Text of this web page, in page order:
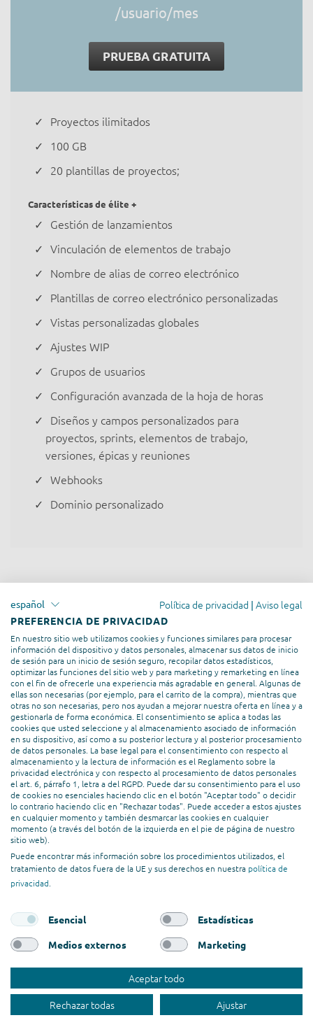
/usuario/mes
PRUEBA GRATUITA
Proyectos ilimitados
100 GB
20 plantillas de proyectos;
Características de élite +
Gestión de lanzamientos
Vinculación de elementos de trabajo
Nombre de alias de correo electrónico
Plantillas de correo electrónico personalizadas
Vistas personalizadas globales
Ajustes WIP
Grupos de usuarios
Configuración avanzada de la hoja de horas
Diseños y campos personalizados para
proyectos, sprints, elementos de trabajo,
versiones, épicas y reuniones
Webhooks
Dominio personalizado
Mas los impuestos locales (IVA, impuesto sobre bienes y
servicios, etc.)
¡COMIENCE A UTILIZAR ZOHO
AHORA MISMO!
Le mostramos todo lo que Zoho puede hacer por su
negocio. Pruebe cada aplicación de forma gratuita y sin
compromiso durante 30 días. Le damos soporte para los
productos de Zoho desde su instalación y configuración.
CONSULTA GRATUITA
español Política de privacidad | Aviso legal
PREFERENCIA DE PRIVACIDAD
En nuestro sitio web utilizamos cookies y funciones similares para procesar
información del dispositivo y datos personales, almacenar sus datos de inicio
de sesión para un inicio de sesión seguro, recopilar datos estadísticos,
optimizar las funciones del sitio web y para marketing y remarketing en línea
con el fin de ofrecerle una experiencia más agradable en general. Algunas de
ellas son necesarias (por ejemplo, para el carrito de la compra), mientras que
otras no son necesarias, pero nos ayudan a mejorar nuestra oferta en línea y a
gestionarla de forma económica. El consentimiento se aplica a todas las
cookies que usted seleccione y al almacenamiento asociado de información
en su dispositivo, así como a su posterior lectura y al posterior procesamiento
de datos personales. La base legal para el consentimiento con respecto al
almacenamiento y la lectura de información es el Reglamento sobre la
privacidad electrónica y con respecto al procesamiento de datos personales
el art. 6, párrafo 1, letra a del RGPD. Puede dar su consentimiento para el uso
de cookies no esenciales haciendo clic en el botón "Aceptar todo" o decidir
lo contrario haciendo clic en "Rechazar todas". Puede acceder a estos ajustes
en cualquier momento y también desmarcar las cookies en cualquier
momento (a través del botón de la izquierda en el pie de página de nuestro
sitio web).
Puede encontrar más información sobre los procedimientos utilizados, el
tratamiento de datos fuera de la UE y sus derechos en nuestra política de
privacidad
Esencial
Estadísticas
Medios externos
Marketing
Aceptar todo
Rechazar todas
Ajustar